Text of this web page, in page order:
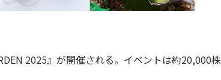
2025』が開催される。イベントは約20,000株